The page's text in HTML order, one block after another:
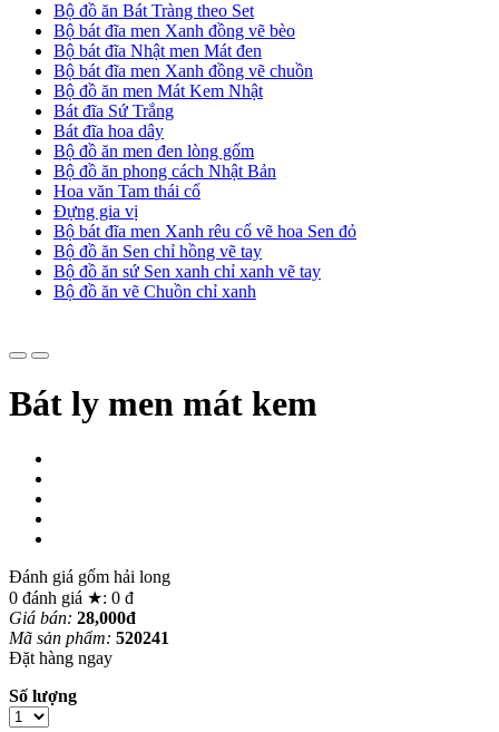
Bộ đồ ăn Bát Tràng theo Set
Bộ bát đĩa men Xanh đồng vẽ bèo
Bộ bát đĩa Nhật men Mát đen
Bộ bát đĩa men Xanh đồng vẽ chuồn
Bộ đồ ăn men Mát Kem Nhật
Bát đĩa Sứ Trắng
Bát đĩa hoa dây
Bộ đồ ăn men đen lòng gốm
Bộ đồ ăn phong cách Nhật Bản
Hoa văn Tam thái cổ
Đựng gia vị
Bộ bát đĩa men Xanh rêu cổ vẽ hoa Sen đỏ
Bộ đồ ăn Sen chỉ hồng vẽ tay
Bộ đồ ăn sứ Sen xanh chỉ xanh vẽ tay
Bộ đồ ăn vẽ Chuồn chỉ xanh
Bát ly men mát kem
Đánh giá gốm hải long
0 đánh giá ★: 0 đ
Giá bán: 28,000đ
Mã sản phẩm: 520241
Đặt hàng ngay
Số lượng